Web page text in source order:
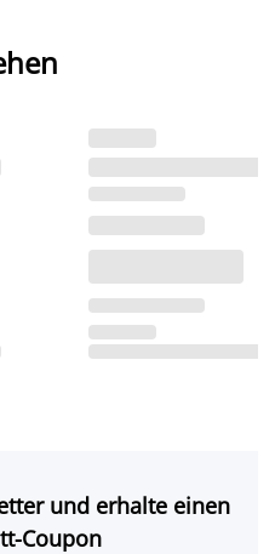
und erhalte einen
Coupon